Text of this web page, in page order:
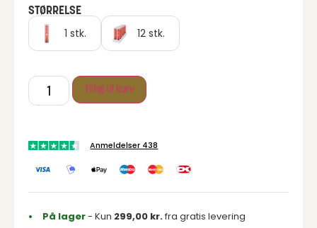
STØRRELSE
1 stk.
12 stk.
Tilføj til kurv
Anmeldelser 438
På lager- Kun 299,00 kr.fra gratis levering